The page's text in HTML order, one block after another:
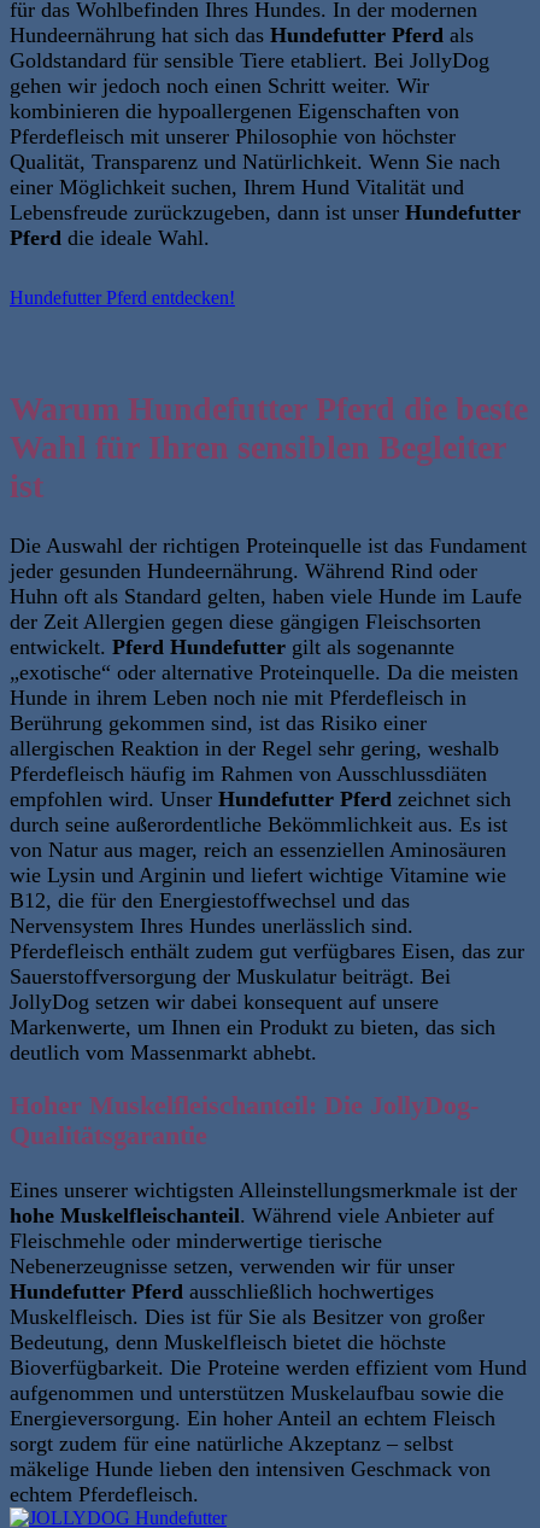
für das Wohlbefinden Ihres Hundes. In der modernen
Hundeernährung hat sich das Hundefutter Pferd als
Goldstandard für sensible Tiere etabliert. Bei JollyDog
gehen wir jedoch noch einen Schritt weiter. Wir
kombinieren die hypoallergenen Eigenschaften von
Pferdefleisch mit unserer Philosophie von höchster
Qualität, Transparenz und Natürlichkeit. Wenn Sie nach
einer Möglichkeit suchen, Ihrem Hund Vitalität und
Lebensfreude zurückzugeben, dann ist unser Hundefutter
Pferd die ideale Wahl.
Hundefutter Pferd entdecken!
Warum Hundefutter Pferd die beste
Wahl für Ihren sensiblen Begleiter
ist
Die Auswahl der richtigen Proteinquelle ist das Fundament
jeder gesunden Hundeernährung. Während Rind oder
Huhn oft als Standard gelten, haben viele Hunde im Laufe
der Zeit Allergien gegen diese gängigen Fleischsorten
entwickelt. Pferd Hundefutter gilt als sogenannte
„exotische“ oder alternative Proteinquelle. Da die meisten
Hunde in ihrem Leben noch nie mit Pferdefleisch in
Berührung gekommen sind, ist das Risiko einer
allergischen Reaktion in der Regel sehr gering, weshalb
Pferdefleisch häufig im Rahmen von Ausschlussdiäten
empfohlen wird. Unser Hundefutter Pferd zeichnet sich
durch seine außerordentliche Bekömmlichkeit aus. Es ist
von Natur aus mager, reich an essenziellen Aminosäuren
wie Lysin und Arginin und liefert wichtige Vitamine wie
B12, die für den Energiestoffwechsel und das
Nervensystem Ihres Hundes unerlässlich sind.
Pferdefleisch enthält zudem gut verfügbares Eisen, das zur
Sauerstoffversorgung der Muskulatur beiträgt. Bei
JollyDog setzen wir dabei konsequent auf unsere
Markenwerte, um Ihnen ein Produkt zu bieten, das sich
deutlich vom Massenmarkt abhebt.
Hoher Muskelfleischanteil: Die JollyDog-
Qualitätsgarantie
Eines unserer wichtigsten Alleinstellungsmerkmale ist der
hohe Muskelfleischanteil. Während viele Anbieter auf
Fleischmehle oder minderwertige tierische
Nebenerzeugnisse setzen, verwenden wir für unser
Hundefutter Pferd ausschließlich hochwertiges
Muskelfleisch. Dies ist für Sie als Besitzer von großer
Bedeutung, denn Muskelfleisch bietet die höchste
Bioverfügbarkeit. Die Proteine werden effizient vom Hund
aufgenommen und unterstützen Muskelaufbau sowie die
Energieversorgung. Ein hoher Anteil an echtem Fleisch
sorgt zudem für eine natürliche Akzeptanz – selbst
mäkelige Hunde lieben den intensiven Geschmack von
echtem Pferdefleisch.